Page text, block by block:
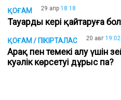
ҚОҒАМ 29 апр 18:18
Тауарды кері қайтаруға
ҚОҒАМ / ПІКІРТАЛАС 20 авг 19:02
Арақ пен темекі алу үшін
куәлік көрсетуі дұрыс па?